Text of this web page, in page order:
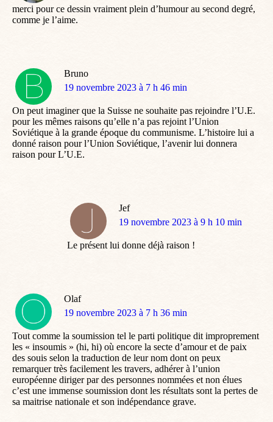
merci pour ce dessin vraiment plein d’humour au second degré,
comme je l’aime.
Bruno
dit
19 novembre 2023 à 7 h 46 min
On peut imaginer que la Suisse ne souhaite pas rejoindre l’U.E.
pour les mêmes raisons qu’elle n’a pas rejoint l’Union
Soviétique à la grande époque du communisme. L’histoire lui a
donné raison pour l’Union Soviétique, l’avenir lui donnera
raison pour L’U.E.
Jef
dit
19 novembre 2023 à 9 h 10 min
Le présent lui donne déjà raison !
Olaf
dit
19 novembre 2023 à 7 h 36 min
Tout comme la soumission tel le parti politique dit improprement
les « insoumis » (hi, hi) où encore la secte d’amour et de paix
des souis selon la traduction de leur nom dont on peux
remarquer très facilement les travers, adhérer à l’union
européenne diriger par des personnes nommées et non élues
c’est une immense soumission dont les résultats sont la pertes de
sa maitrise nationale et son indépendance grave.